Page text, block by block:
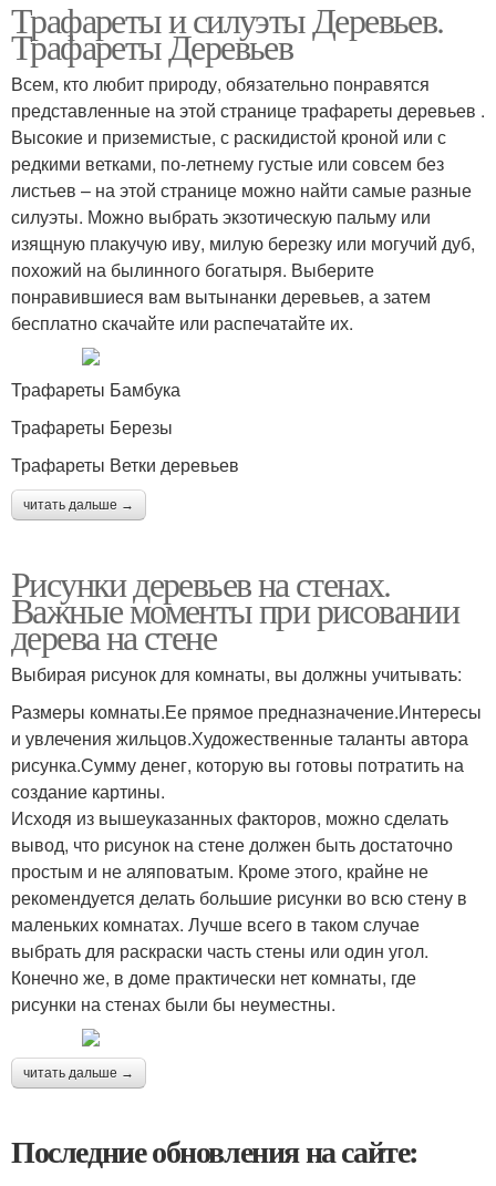
Трафареты и силуэты Деревьев.
Трафареты Деревьев
Всем, кто любит природу, обязательно понравятся
представленные на этой странице трафареты деревьев .
Высокие и приземистые, с раскидистой кроной или с
редкими ветками, по-летнему густые или совсем без
листьев – на этой странице можно найти самые разные
силуэты. Можно выбрать экзотическую пальму или
изящную плакучую иву, милую березку или могучий дуб,
похожий на былинного богатыря. Выберите
понравившиеся вам вытынанки деревьев, а затем
бесплатно скачайте или распечатайте их.
Трафареты Бамбука
Трафареты Березы
Трафареты Ветки деревьев
читать дальше →
Рисунки деревьев на стенах.
Важные моменты при рисовании
дерева на стене
Выбирая рисунок для комнаты, вы должны учитывать:
Размеры комнаты.Ее прямое предназначение.Интересы
и увлечения жильцов.Художественные таланты автора
рисунка.Сумму денег, которую вы готовы потратить на
создание картины.
Исходя из вышеуказанных факторов, можно сделать
вывод, что рисунок на стене должен быть достаточно
простым и не аляповатым. Кроме этого, крайне не
рекомендуется делать большие рисунки во всю стену в
маленьких комнатах. Лучше всего в таком случае
выбрать для раскраски часть стены или один угол.
Конечно же, в доме практически нет комнаты, где
рисунки на стенах были бы неуместны.
читать дальше →
Последние обновления на сайте: